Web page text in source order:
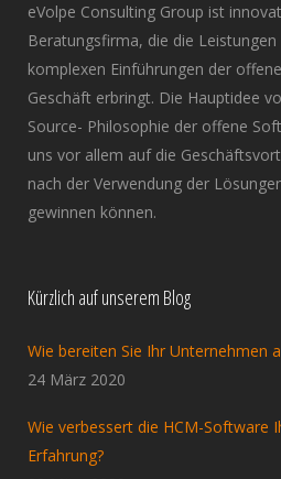
eVolpe Consulting Group ist
Beratungsfirma, die die
komplexen Einführungen der
Geschäft erbringt. Die Hauptidee
Source- Philosophie der offene
uns vor allem auf die
nach der Verwendung der
gewinnen können.
Kürzlich auf unserem Blog
Wie bereiten Sie Ihr Unternehmen
24 März 2020
Wie verbessert die HCM-Software
Erfahrung?